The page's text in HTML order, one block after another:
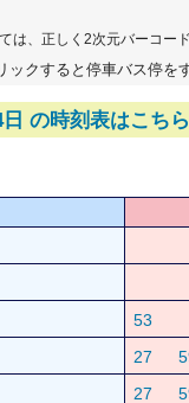
は、正しく2次元バーコー
クすると停車バス停を
の時刻表はこちら
53
27
27